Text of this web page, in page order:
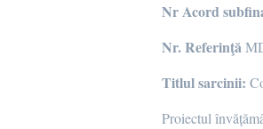
Nr Acord
Nr. Referinţă
Titlul sarcinii:
Proiectul